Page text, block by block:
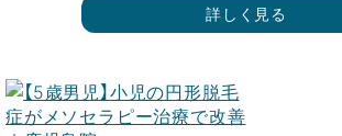
詳しく見る